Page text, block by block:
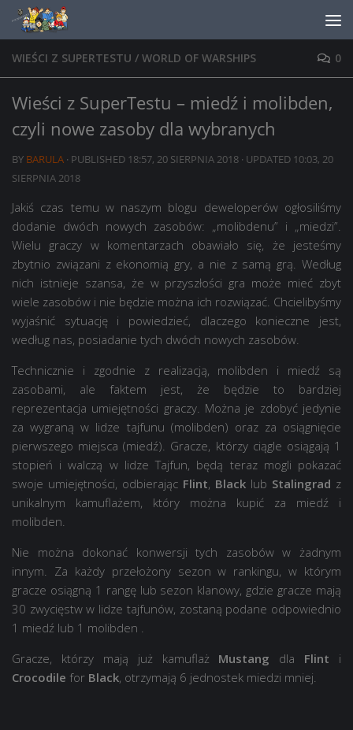
Skip to content
WIEŚCI Z SUPERTESTU / WORLD OF WARSHIPS 0
Wieści z SuperTestu – miedź i molibden,
czyli nowe zasoby dla wybranych
BY BARULA · PUBLISHED 18:57, 20 SIERPNIA 2018 · UPDATED 10:03, 20
SIERPNIA 2018
Jakiś czas temu w naszym blogu deweloperów ogłosiliśmy
dodanie dwóch nowych zasobów: „molibdenu” i „miedzi”.
Wielu graczy w komentarzach obawiało się, że jesteśmy
zbytnio związani z ekonomią gry, a nie z samą grą. Według
nich istnieje szansa, że ​​w przyszłości gra może mieć zbyt
wiele zasobów i nie będzie można ich rozwiązać. Chcielibyśmy
wyjaśnić sytuację i powiedzieć, dlaczego konieczne jest,
według nas, posiadanie tych dwóch nowych zasobów.
Technicznie i zgodnie z realizacją, molibden i miedź są
zasobami, ale faktem jest, że będzie to bardziej
reprezentacja umiejętności graczy. Można je zdobyć jedynie
za wygraną w lidze tajfunu (molibden) oraz za osiągnięcie
pierwszego miejsca (miedź). Gracze, którzy ciągle osiągają 1
stopień i walczą w lidze Tajfun, będą teraz mogli pokazać
swoje umiejętności, odbierając Flint, Black lub Stalingrad z
unikalnym kamuflażem, który można kupić za miedź i
molibden.
Nie można dokonać konwersji tych zasobów w żadnym
innym. Za każdy przełożony sezon w rankingu, w którym
gracze osiągną 1 rangę lub sezon klanowy, gdzie gracze mają
30 zwycięstw w lidze tajfunów, zostaną podane odpowiednio
1 miedź lub 1 molibden .
Gracze, którzy mają już kamuflaż Mustang dla Flint i
Crocodile for Black, otrzymają 6 jednostek miedzi mniej.